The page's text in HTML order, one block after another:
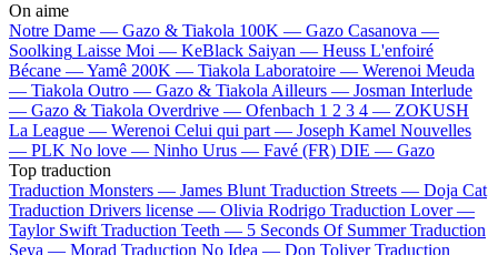
On aime
Notre Dame — Gazo & Tiakola 100K — Gazo Casanova —
Soolking Laisse Moi — KeBlack Saiyan — Heuss L'enfoiré
Bécane —Yamê 200K — Tiakola Laboratoire — Werenoi Meuda
— Tiakola Outro — Gazo & TiakolaAilleurs — Josman Interlude
— Gazo & Tiakola Overdrive — Ofenbach 1 2 3 4 — ZOKUSH
La League — Werenoi Celui qui part — Joseph Kamel Nouvelles
— PLK No love — Ninho Urus — Favé (FR) DIE — Gazo
Top traduction
Traduction Monsters — James Blunt Traduction Streets — Doja Cat
Traduction Drivers license — Olivia Rodrigo Traduction Lover —
Taylor Swift Traduction Teeth — 5 Seconds Of Summer Traduction
Seya — Morad Traduction No Idea — Don Toliver Traduction